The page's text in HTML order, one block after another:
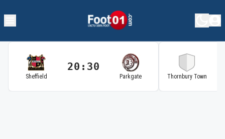
Sheffield
20:30
Parkgate Thornbury Town